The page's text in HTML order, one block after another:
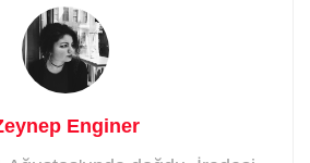
Enginer